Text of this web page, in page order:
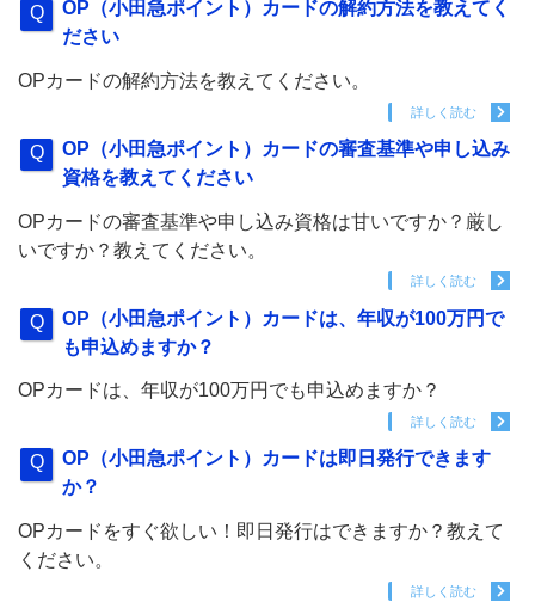
OP（小田急ポイント）カードの解約方法を教えてく
ださい
OPカードの解約方法を教えてください。
詳しく読む
OP（小田急ポイント）カードの審査基準や申し込み
資格を教えてください
OPカードの審査基準や申し込み資格は甘いですか？厳し
いですか？教えてください。
詳しく読む
OP（小田急ポイント）カードは、年収が100万円で
も申込めますか？
OPカードは、年収が100万円でも申込めますか？
詳しく読む
OP（小田急ポイント）カードは即日発行できます
か？
OPカードをすぐ欲しい！即日発行はできますか？教えて
ください。
詳しく読む